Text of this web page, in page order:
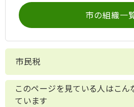
市の組織一
市民税
このページを見ている人はこん
ています